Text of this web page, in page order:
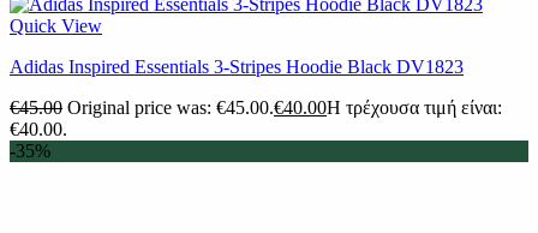
Quick View
Adidas Inspired Essentials 3-Stripes Hoodie Black DV1823
€45.00 Original price was: €45.00.€40.00Η τρέχουσα τιμή είναι:
€40.00.
-35%